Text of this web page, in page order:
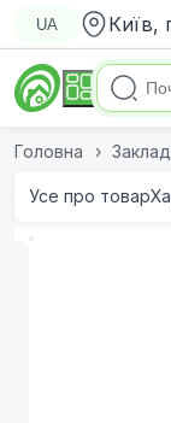
UA Київ,
Головна
Усе про товар